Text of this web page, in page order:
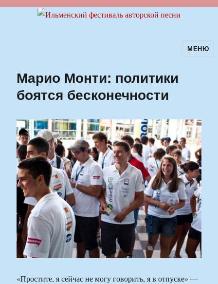
Ильменский фестиваль авторскойМЕНЮ
Марио Монти: политики
боятся бесконечности
«Простите, я сейчас не могу говорить, я в отпуске» —